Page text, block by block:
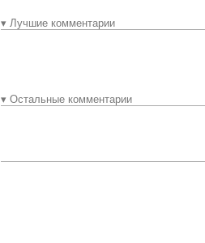
▾ Лучшие комментарии
▾ Остальные комментарии